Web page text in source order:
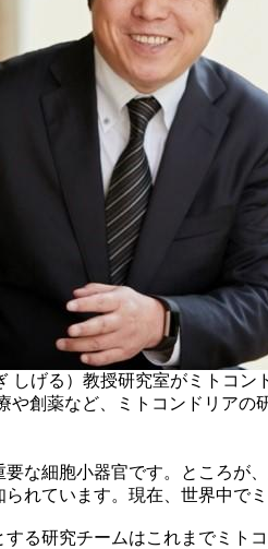
げる）教授研究室がミトコ
創薬など、ミトコンドリア
な細胞小器官です。ところ
れています。現在、世界中で
る研究チームはこれまでミ